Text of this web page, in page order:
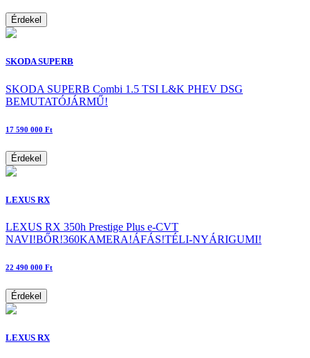
Érdekel
SKODA SUPERB
SKODA SUPERB Combi 1.5 TSI L&K PHEV DSG
BEMUTATÓJÁRMŰ!
17 590 000 Ft
Érdekel
LEXUS RX
LEXUS RX 350h Prestige Plus e-CVT
NAVI!BŐR!360KAMERA!ÁFÁS!TÉLI-NYÁRIGUMI!
22 490 000 Ft
Érdekel
LEXUS RX